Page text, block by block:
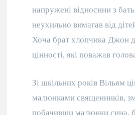
напружені відносини з
неухильно вимагав від
Хоча брат хлопчика Джон
цінності, які поважав
Зі шкільних років Вільям
малюнками священників,
побачивши малюнки сина,